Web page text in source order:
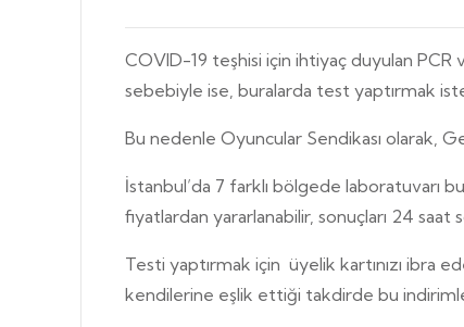
COVID-19 teşhisi için ihtiyaç duyulan PCR
sebebiyle ise, buralarda test yaptırmak
Bu nedenle Oyuncular Sendikası olarak,
İstanbul’da 7 farklı bölgede laboratuvarı
fiyatlardan yararlanabilir, sonuçları 24 saat
Testi yaptırmak için üyelik kartınızı ibra
kendilerine eşlik ettiği takdirde bu